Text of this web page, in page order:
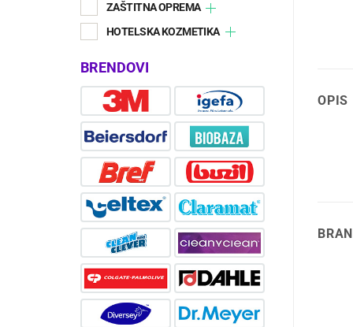
ZAŠTITNA OPREMA
HOTELSKA KOZMETIKA
BRENDOVI
OPIS